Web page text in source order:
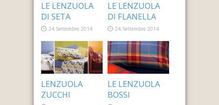
LE LENZUOLA
DI SETA
24 Settembre 2014
LE LENZUOLA
DI FLANELLA
24 Settembre 2014
LENZUOLA
ZUCCHI
LE LENZUOLA
BOSSI